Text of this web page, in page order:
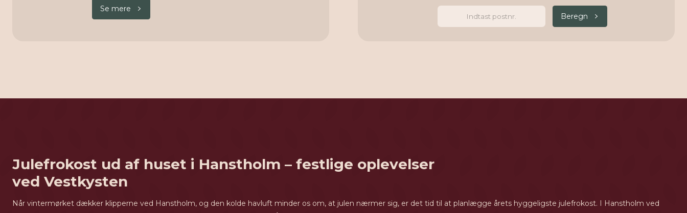
Se mere
Beregn
Julefrokost ud af huset i Hanstholm – festlige oplevelser
ved Vestkysten
Når vintermørket dækker klipperne ved Hanstholm, og den kolde havluft minder os om, at julen nærmer sig, er det tid til at planlægge årets hyggeligste julefrokost. I Hanstholm ved